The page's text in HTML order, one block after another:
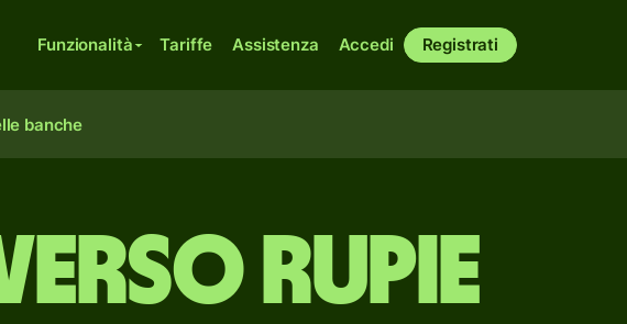
Funzionalità Tariffe Assistenza Accedi Registrati
banche
rupie